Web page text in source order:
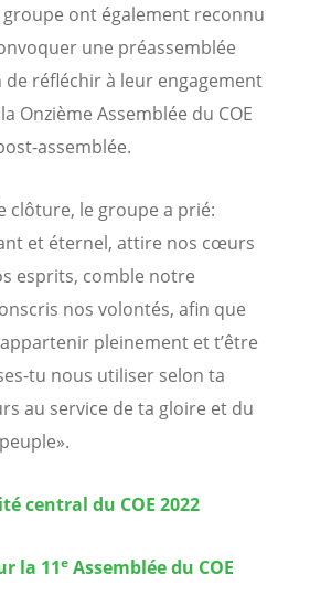
ont également reconnu
une préassemblée
de réfléchir à leur engagement
Onzième Assemblée du COE
assemblée.
clôture, le groupe a prié:
et éternel, attire nos cœurs
esprits, comble notre
nos volontés, afin que
pleinement et t’être
tu nous utiliser selon ta
au service de ta gloire et du
central du COE 2022
la 11e Assemblée du COE